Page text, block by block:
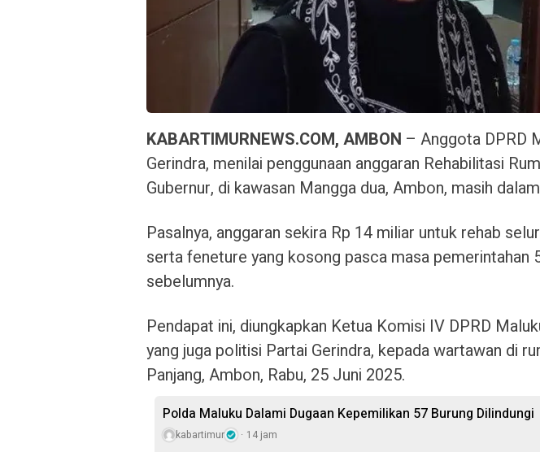
KABARTIMURNEWS.COM, AMBON – Anggota DPRD
Gerindra, menilai penggunaan anggaran Rehabilitasi
Gubernur, di kawasan Mangga dua, Ambon, masih
Pasalnya, anggaran sekira Rp 14 miliar untuk rehab
serta feneture yang kosong pasca masa pemerintahan
sebelumnya.
Pendapat ini, diungkapkan Ketua Komisi IV DPRD
yang juga politisi Partai Gerindra, kepada wartawan di
Panjang, Ambon, Rabu, 25 Juni 2025.
Polda Maluku Dalami Dugaan Kepemilikan 57 Burung Dilindungi
kabartimur 14 jam